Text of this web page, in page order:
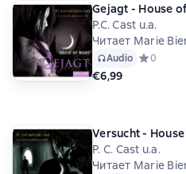
Gejagt - House
P.C. Cast u.a.
Читает Marie
Audio Средний
0
€6,99
Versucht -
P. C. Cast u.a.
Читает Marie